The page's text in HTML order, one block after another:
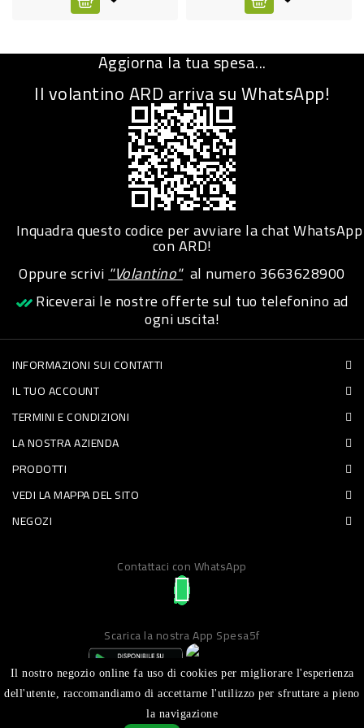
Il nostro negozio online fa uso di cookies per migliorare l'esperienza
dell'utente, raccomandiamo di accettarne l'utilizzo per sfruttare a pieno
la navigazione
SANITARI
IGIENE
PETS
ACCESSORI
PET
FOOD
FRESCHI
PIATTI
PRONTI
ORTOFRUTTA
UOVA
PANIFICI
Aggiorna la tua spesa...
Il volantino ARD arriva su WhatsApp!
Inquadra questo codice per avviare la chat WhatsApp
con ARD!
Oppure scrivi"Volantino"al numero3663628900
Riceverai le nostre offerte sul tuo telefonino ad
ogni uscita!
INFORMAZIONI SUI CONTATTI
IL TUO ACCOUNT
TERMINI E CONDIZIONI
LA NOSTRA AZIENDA
PRODOTTI
VEDI LA MAPPA DEL SITO
NEGOZI
Contattaci con WhatsApp
Scarica la nostra App Spesa5f
Realizzato da ICT S.R.L